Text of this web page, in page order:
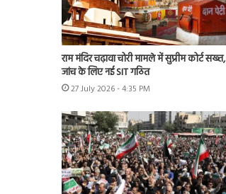
राम मंदिर चढ़ावा चोरी मामले में सुप्रीम कोर्ट सख्त,
जांच के लिए नई SIT गठित
27 July 2026 - 4:35 PM